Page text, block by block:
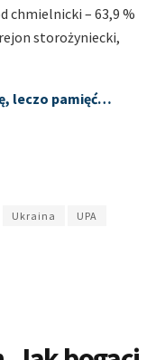
chmielnicki – 63,9 %
storożyniecki,
leczo pamięć…
Ukraina UPA